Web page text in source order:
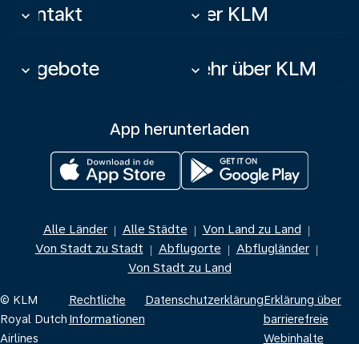
Kontakt
keyboard_arrow_down Über KLM
keyboard_arrow_down
Angebote
keyboard_arrow_down Mehr über KLM
keyboard_arrow_down
App herunterladen
Alle Länder | Alle Städte | Von Land zu Land |
Von Stadt zu Stadt | Abflugorte | Abflugländer |
Von Stadt zu Land
© KLM
Royal Dutch
Airlines
Rechtliche
Informationen
DatenschutzerklärungErklärung über
barrierefreie
Webinhalte